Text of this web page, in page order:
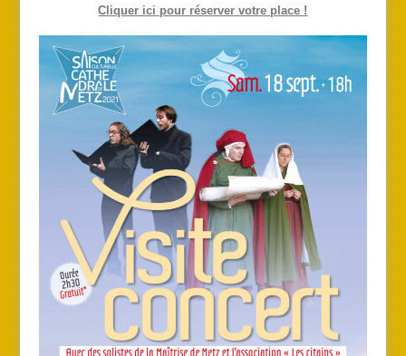
Cliquer ici pour réserver votre place !